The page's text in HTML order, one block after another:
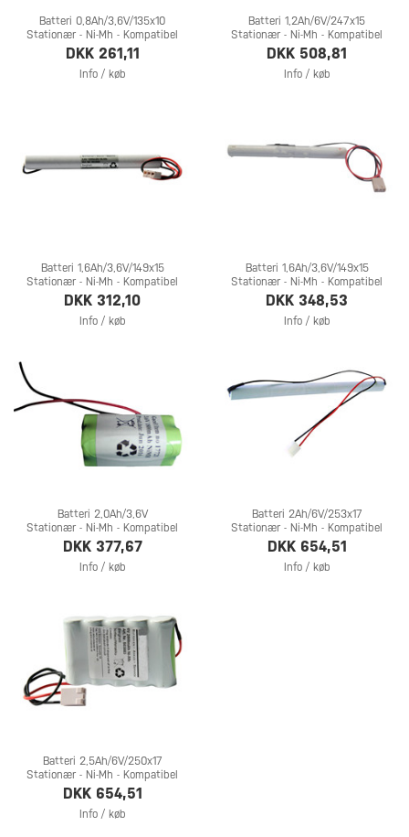
Batteri 0,8Ah/3,6V/135x10
Stationær - Ni-Mh - Kompatibel
DKK 261,11
Info / køb
Batteri 1,2Ah/6V/247x15
Stationær - Ni-Mh - Kompatibel
DKK 508,81
Info / køb
Batteri 1,6Ah/3,6V/149x15
Stationær - Ni-Mh - Kompatibel
DKK 312,10
Info / køb
Batteri 1,6Ah/3,6V/149x15
Stationær - Ni-Mh - Kompatibel
DKK 348,53
Info / køb
Batteri 2,0Ah/3,6V
Stationær - Ni-Mh - Kompatibel
DKK 377,67
Info / køb
Batteri 2Ah/6V/253x17
Stationær - Ni-Mh - Kompatibel
DKK 654,51
Info / køb
Batteri 2,5Ah/6V/250x17
Stationær - Ni-Mh - Kompatibel
DKK 654,51
Info / køb